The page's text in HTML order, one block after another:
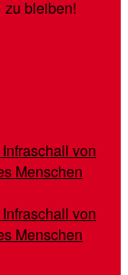
zu bleiben!
von
Menschen
von
Menschen